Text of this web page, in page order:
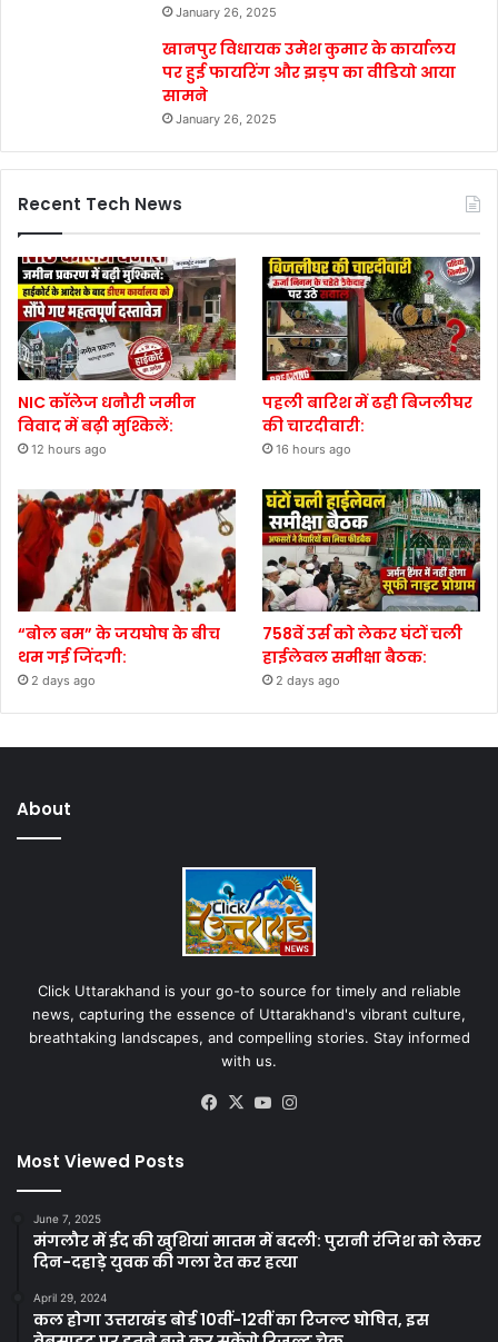
January 26, 2025
खानपुर विधायक उमेश कुमार के कार्यालय
पर हुई फायरिंग और झड़प का वीडियो आया
सामने
January 26, 2025
Recent Tech News
NIC कॉलेज धनौरी जमीन
विवाद में बढ़ी मुश्किलें:
12 hours ago
पहली बारिश में ढही बिजलीघर
की चारदीवारी:
16 hours ago
“बोल बम” के जयघोष के बीच
थम गई जिंदगी:
2 days ago
758वें उर्स को लेकर घंटों चली
हाईलेवल समीक्षा बैठक:
2 days ago
About
Click Uttarakhand is your go-to source for timely and reliable
news, capturing the essence of Uttarakhand's vibrant culture,
breathtaking landscapes, and compelling stories. Stay informed
with us.
Facebook
X YouTube
Most Viewed Posts
June 7, 2025
मंगलौर में ईद की खुशियां मातम में बदली: पुरानी रंजिश को लेकर
दिन-दहाड़े युवक की गला रेत कर हत्या
April 29, 2024
कल होगा उत्तराखंड बोर्ड 10वीं-12वीं का रिजल्ट घोषित, इस